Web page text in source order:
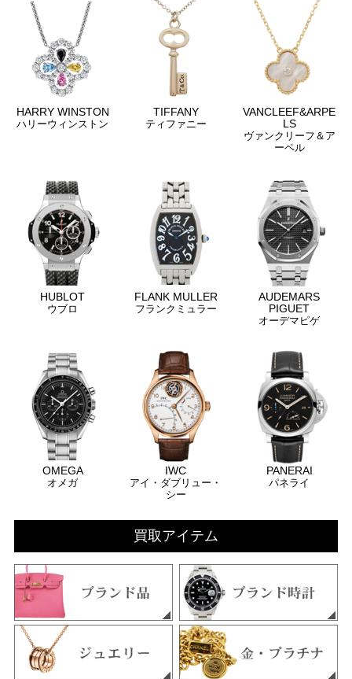
HARRY WINSTON
ハリーウィンストン
TIFFANY
ティファニー
VANCLEEF&ARPE
LS
ヴァンクリーフ＆ア
ーペル
HUBLOT
ウブロ
FLANK MULLER
フランクミュラー
AUDEMARS
PIGUET
オーデマピゲ
OMEGA
オメガ
IWC
アイ・ダブリュー・
シー
PANERAI
パネライ
買取アイテム